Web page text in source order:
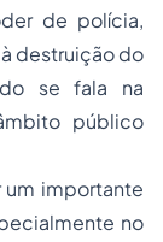
de polícia,
destruição do
se fala na
público
um importante
no